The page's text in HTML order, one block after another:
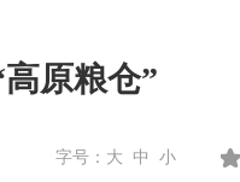
原粮仓”
字号： 大 中 小